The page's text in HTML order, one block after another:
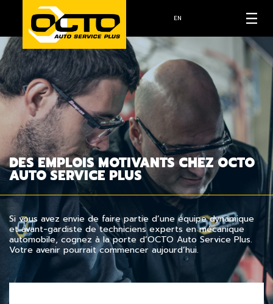
EN
DES EMPLOIS MOTIVANTS CHEZ OCTO
AUTO SERVICE PLUS
Si vous avez envie de faire partie d’une équipe dynamique
et avant-gardiste de techniciens experts en mécanique
automobile, cognez à la porte d’OCTO Auto Service Plus.
Votre avenir pourrait commencer aujourd’hui.